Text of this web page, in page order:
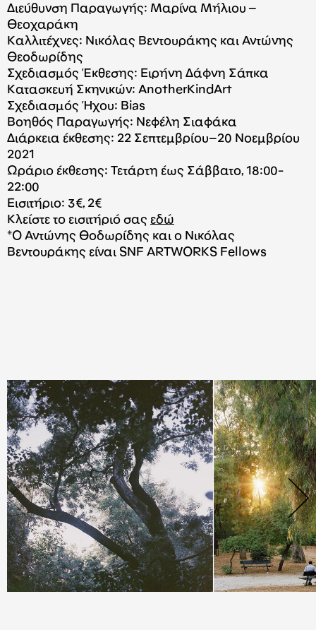
Διεύθυνση Παραγωγής: Μαρίνα Μήλιου –
Θεοχαράκη
Καλλιτέχνες: Νικόλας Βεντουράκης και Αντώνης
Θεοδωρίδης
Σχεδιασμός Έκθεσης: Ειρήνη Δάφνη Σάπκα
Κατασκευή Σκηνικών: AnotherKindArt
Σχεδιασμός Ήχου: Bias
Bοηθός Παραγωγής: Νεφέλη Σιαφάκα
Διάρκεια έκθεσης: 22 Σεπτεμβρίου–20 Νοεμβρίου
2021
Ωράριο έκθεσης: Τετάρτη έως Σάββατο, 18:00-
22:00
Εισιτήριο: 3€, 2€
Κλείστε το εισιτήριό σας εδώ
*Ο Αντώνης Θοδωρίδης και ο Νικόλας
Βεντουράκης είναι SNF ARTWORKS Fellows